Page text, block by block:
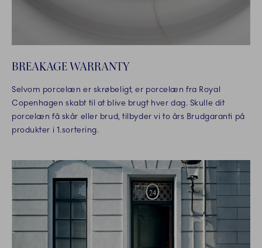
BREAKAGE WARRANTY
Selvom porcelæn er skrøbeligt, er porcelæn fra Royal
Copenhagen skabt til at blive brugt hver dag. Skulle dit
porcelæn få skår eller brud, tilbyder vi to års Brudgaranti på
produkter i 1.sortering.